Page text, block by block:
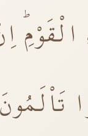
الْقَوْمِۜ
تَاْلَمُونَ